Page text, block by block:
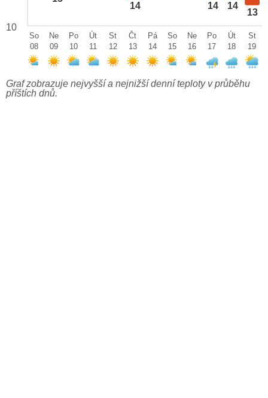
14 14 14
13
10
So
08
Ne
09
Po
10
Út
11
St
12
Čt
13
Pá
14
So
15
Ne
16
Po
17
Út
18
St
19
Graf zobrazuje nejvyšší a nejnižší denní teploty v průběhu
příštích dnů.